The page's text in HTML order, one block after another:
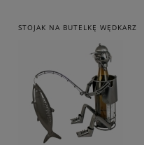
STOJAK NA BUTELKĘ WĘDKARZ